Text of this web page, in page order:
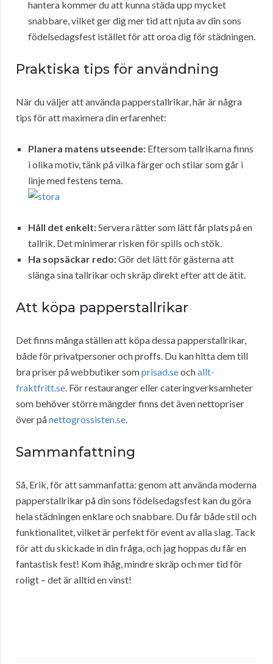
hantera kommer du att kunna städa upp mycket
snabbare, vilket ger dig mer tid att njuta av din sons
födelsedagsfest istället för att oroa dig för städningen.
Praktiska tips för användning
När du väljer att använda papperstallrikar, här är några
tips för att maximera din erfarenhet:
Planera matens utseende: Eftersom tallrikarna finns
i olika motiv, tänk på vilka färger och stilar som går i
linje med festens tema.
Håll det enkelt:Servera rätter som lätt får plats på en
tallrik. Det minimerar risken för spills och stök.
Ha sopsäckar redo:Gör det lätt för gästerna att
slänga sina tallrikar och skräp direkt efter att de ätit.
Att köpa papperstallrikar
Det finns många ställen att köpa dessa papperstallrikar,
både för privatpersoner och proffs. Du kan hitta dem till
bra priser på webbutiker somprisad.seochallt-
fraktfritt.se. För restauranger eller cateringverksamheter
som behöver större mängder finns det även nettopriser
över pånettogrossisten.se.
Sammanfattning
Så, Erik, för att sammanfatta: genom att använda moderna
papperstallrikar på din sons födelsedagsfest kan du göra
hela städningen enklare och snabbare. Du får både stil och
funktionalitet, vilket är perfekt för event av alla slag. Tack
för att du skickade in din fråga, och jag hoppas du får en
fantastisk fest! Kom ihåg, mindre skräp och mer tid för
roligt – det är alltid en vinst!